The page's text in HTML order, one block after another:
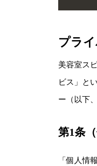
プラ
美容室ス
ビス」と
ー（以下
第1条
「個人情